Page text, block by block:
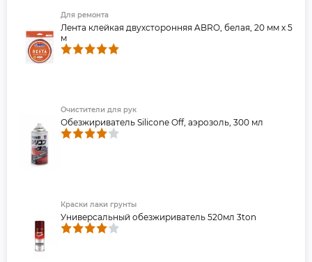
Для ремонта
Лента клейкая двухсторонняя ABRO, белая, 20 мм х 5
м
Очистители для рук
Обезжириватель Silicone Off, аэрозоль, 300 мл
Краски лаки грунты
Универсальный обезжириватель 520мл 3ton